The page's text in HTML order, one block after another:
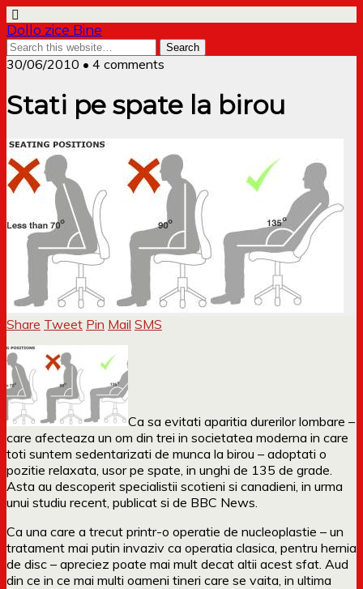
Dollo zice Bine
30/06/2010 • 4 comments
Stati pe spate la birou
Share Tweet Pin Mail SMS
Ca sa evitati aparitia durerilor lombare –
care afecteaza un om din trei in societatea moderna in care
toti suntem sedentarizati de munca la birou – adoptati o
pozitie relaxata, usor pe spate, in unghi de 135 de grade.
Asta au descoperit specialistii scotieni si canadieni, in urma
unui studiu recent, publicat si de BBC News.
Ca una care a trecut printr-o operatie de nucleoplastie – un
tratament mai putin invaziv ca operatia clasica, pentru hernia
de disc – apreciez poate mai mult decat altii acest sfat. Aud
din ce in ce mai multi oameni tineri care se vaita, in ultima